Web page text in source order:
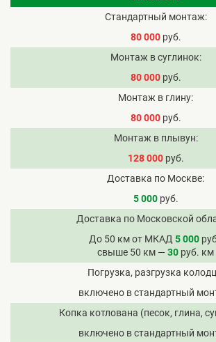
Стандартный монтаж
80 000руб.
Монтаж в суглинок
80 000руб.
Монтаж в глину
80 000руб.
Монтаж в плывун
128 000руб.
Доставка по Москве
5 000руб.
Доставка по Московской
До 50 км от МКАД 5 000
свыше 50 км — 30 руб. км
Погрузка, разгрузка
включено в стандартный
Копка котлована (песок, глина,
включено в стандартный